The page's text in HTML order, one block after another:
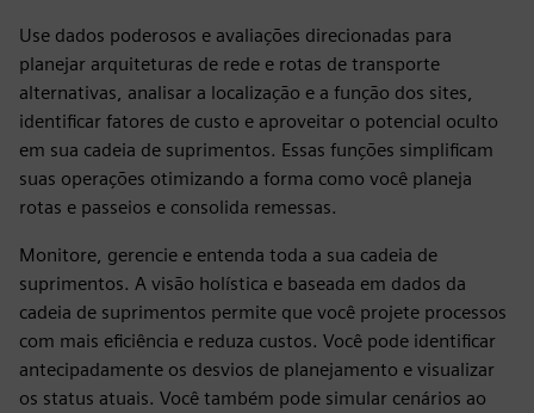
Use dados poderosos e avaliações direcionadas para
planejar arquiteturas de rede e rotas de transporte
alternativas, analisar a localização e a função dos sites,
identificar fatores de custo e aproveitar o potencial oculto
em sua cadeia de suprimentos. Essas funções simplificam
suas operações otimizando a forma como você planeja
rotas e passeios e consolida remessas.
Monitore, gerencie e entenda toda a sua cadeia de
suprimentos. A visão holística e baseada em dados da
cadeia de suprimentos permite que você projete processos
com mais eficiência e reduza custos. Você pode identificar
antecipadamente os desvios de planejamento e visualizar
os status atuais. Você também pode simular cenários ao